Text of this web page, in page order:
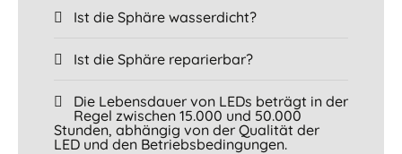
Ist die Sphäre wasserdicht?
Ist die Sphäre reparierbar?
Die Lebensdauer von LEDs beträgt in der
Regel zwischen 15.000 und 50.000
Stunden, abhängig von der Qualität der
LED und den Betriebsbedingungen.